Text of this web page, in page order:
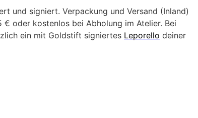
und signiert. Verpackung und Versand (Inland)
oder kostenlos bei Abholung im Atelier. Bei
ein mit Goldstift signiertes Leporello deiner